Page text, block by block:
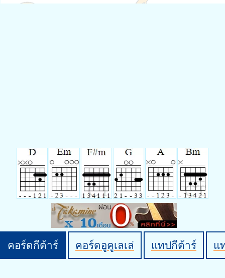
คอร์ดกีต้าร์ คอร์ดอูคูเลเล่ แทปกีต้าร์ แ